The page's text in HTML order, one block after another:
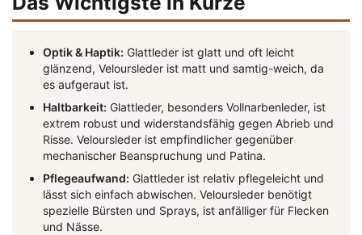
Optik & Haptik: Glattleder ist glatt und oft leicht
glänzend, Veloursleder ist matt und samtig-weich, da
es aufgeraut ist.
Haltbarkeit: Glattleder, besonders Vollnarbenleder, ist
extrem robust und widerstandsfähig gegen Abrieb und
Risse. Veloursleder ist empfindlicher gegenüber
mechanischer Beanspruchung und Patina.
Pflegeaufwand: Glattleder ist relativ pflegeleicht und
lässt sich einfach abwischen. Veloursleder benötigt
spezielle Bürsten und Sprays, ist anfälliger für Flecken
und Nässe.